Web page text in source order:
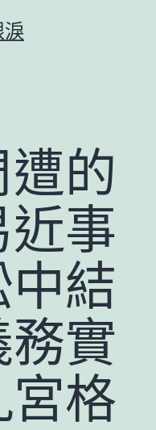
淚
的
事
結
實
宮格